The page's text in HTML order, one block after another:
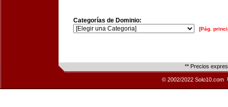
Categorías de Dominio:
[Pág.
** Precios
© 2002/2022 Solo10.com